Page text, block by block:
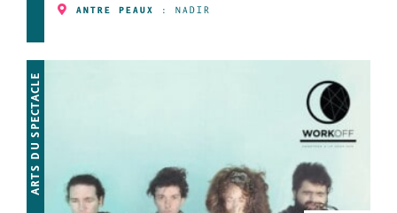
ANTRE PEAUX : NADIR
ARTS DU SPECTACLE